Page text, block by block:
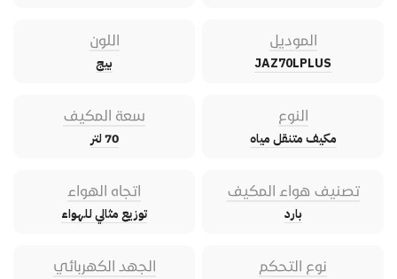
الموديل
JAZ70LPLUS
اللون
بيج
النوع
مكيف متنقل مياه
سعة المكيف
70 لتر
تصنيف هواء المكيف
بارد
اتجاه الهواء
توزيع مثالي للهواء
نوع التحكم الجهد الكهربائي